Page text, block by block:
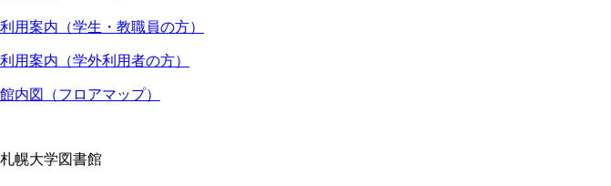
利用案内（学生・教職員の方）
利用案内（学外利用者の方）
館内図（フロアマップ）
札幌大学図書館